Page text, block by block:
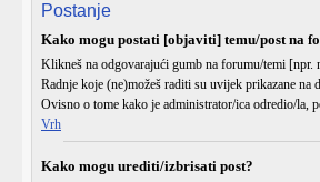
Postanje
Kako mogu postati [objaviti] temu/post na
Klikneš na odgovarajući gumb na forumu/temi [npr.
Radnje koje (ne)možeš raditi su uvijek prikazane na
Ovisno o tome kako je administrator/ica odredio/la,
Vrh
Kako mogu urediti/izbrisati post?